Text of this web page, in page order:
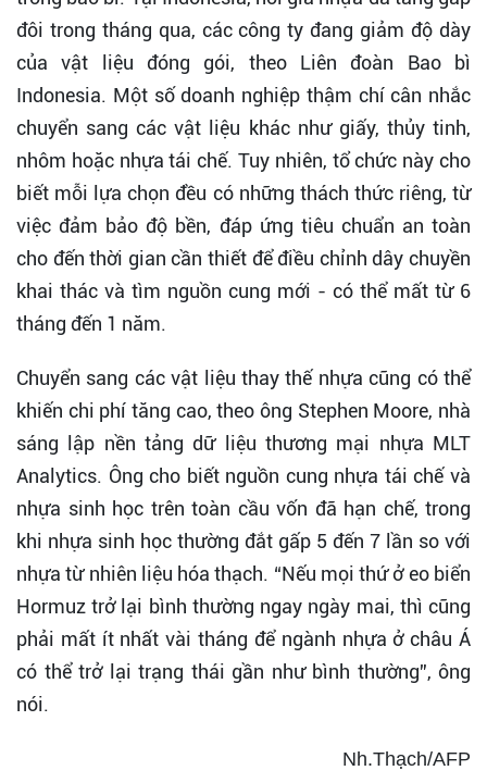
đôi trong tháng qua, các công ty đang giảm độ dày
của vật liệu đóng gói, theo Liên đoàn Bao bì
Indonesia. Một số doanh nghiệp thậm chí cân nhắc
chuyển sang các vật liệu khác như giấy, thủy tinh,
nhôm hoặc nhựa tái chế. Tuy nhiên, tổ chức này cho
biết mỗi lựa chọn đều có những thách thức riêng, từ
việc đảm bảo độ bền, đáp ứng tiêu chuẩn an toàn
cho đến thời gian cần thiết để điều chỉnh dây chuyền
khai thác và tìm nguồn cung mới - có thể mất từ 6
tháng đến 1 năm.
Chuyển sang các vật liệu thay thế nhựa cũng có thể
khiến chi phí tăng cao, theo ông Stephen Moore, nhà
sáng lập nền tảng dữ liệu thương mại nhựa MLT
Analytics. Ông cho biết nguồn cung nhựa tái chế và
nhựa sinh học trên toàn cầu vốn đã hạn chế, trong
khi nhựa sinh học thường đắt gấp 5 đến 7 lần so với
nhựa từ nhiên liệu hóa thạch. “Nếu mọi thứ ở eo biển
Hormuz trở lại bình thường ngay ngày mai, thì cũng
phải mất ít nhất vài tháng để ngành nhựa ở châu Á
có thể trở lại trạng thái gần như bình thường”, ông
nói.
Nh.Thạch/AFP